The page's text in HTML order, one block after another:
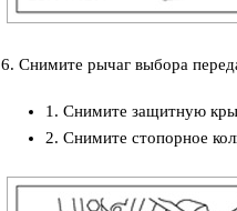
6. Снимите рычаг выбора
1. Снимите защитную
2. Снимите стопорное